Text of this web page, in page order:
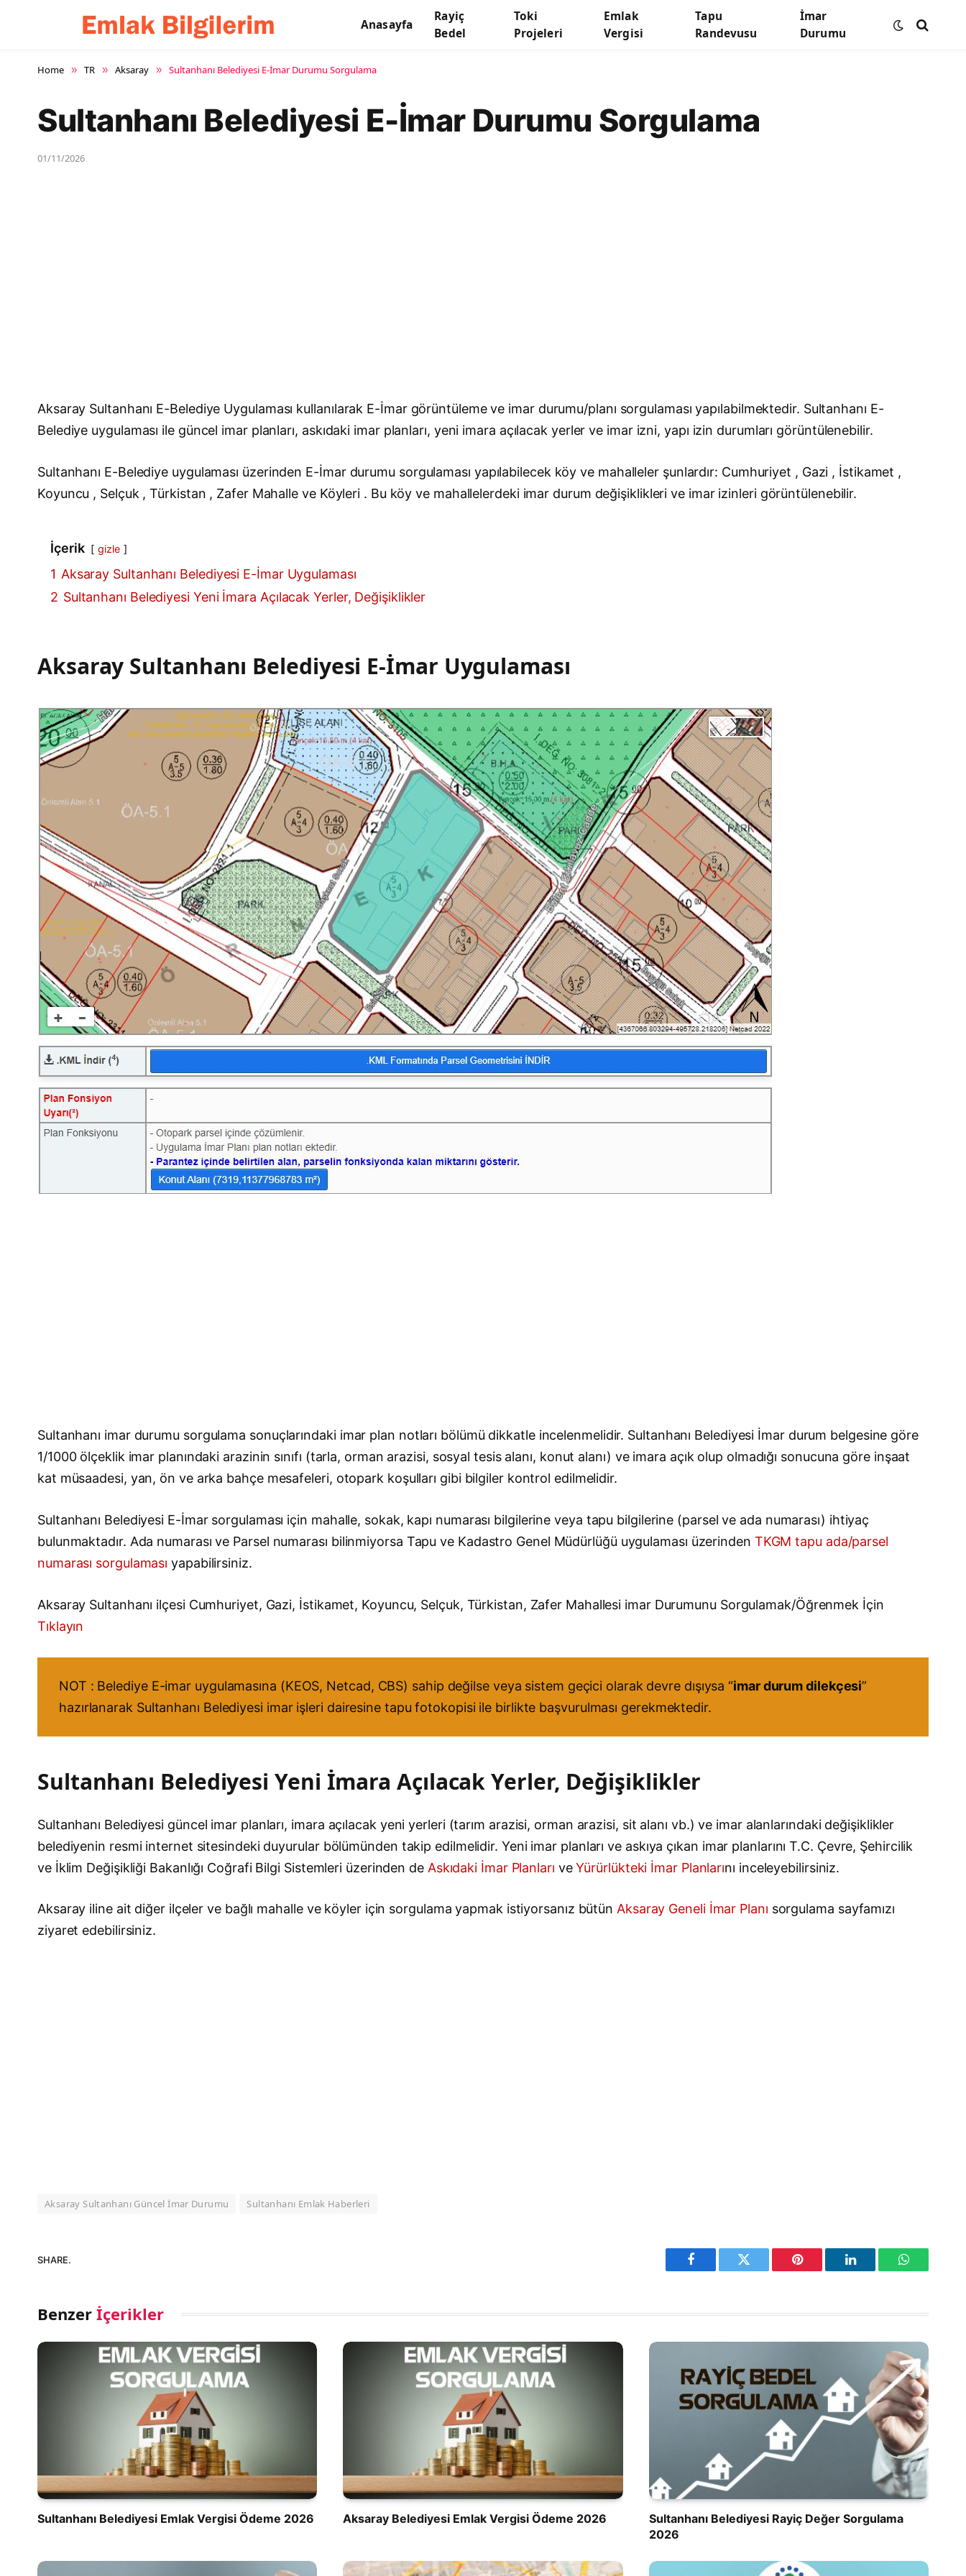
Anasayfa
Rayiç
Bedel
Toki
Projeleri
Emlak
Vergisi
Tapu
Randevusu
İmar
Durumu
Home » TR » Aksaray » Sultanhanı Belediyesi E-İmar Durumu Sorgulama
Sultanhanı Belediyesi E-İmar Durumu Sorgulama
01/11/2026
Aksaray Sultanhanı E-Belediye Uygulaması kullanılarak E-İmar görüntüleme ve imar durumu/planı sorgulaması yapılabilmektedir. Sultanhanı E-
Belediye uygulaması ile güncel imar planları, askıdaki imar planları, yeni imara açılacak yerler ve imar izni, yapı izin durumları görüntülenebilir.
Sultanhanı E-Belediye uygulaması üzerinden E-İmar durumu sorgulaması yapılabilecek köy ve mahalleler şunlardır: Cumhuriyet , Gazi , İstikamet ,
Koyuncu , Selçuk , Türkistan , Zafer Mahalle ve Köyleri . Bu köy ve mahallelerdeki imar durum değişiklikleri ve imar izinleri görüntülenebilir.
İçerik gizle
1 Aksaray Sultanhanı Belediyesi E-İmar Uygulaması
2 Sultanhanı Belediyesi Yeni İmara Açılacak Yerler, Değişiklikler
Aksaray Sultanhanı Belediyesi E-İmar Uygulaması
Sultanhanı imar durumu sorgulama sonuçlarındaki imar plan notları bölümü dikkatle incelenmelidir. Sultanhanı Belediyesi İmar durum belgesine göre
1/1000 ölçeklik imar planındaki arazinin sınıfı (tarla, orman arazisi, sosyal tesis alanı, konut alanı) ve imara açık olup olmadığı sonucuna göre inşaat
kat müsaadesi, yan, ön ve arka bahçe mesafeleri, otopark koşulları gibi bilgiler kontrol edilmelidir.
Sultanhanı Belediyesi E-İmar sorgulaması için mahalle, sokak, kapı numarası bilgilerine veya tapu bilgilerine (parsel ve ada numarası) ihtiyaç
bulunmaktadır. Ada numarası ve Parsel numarası bilinmiyorsa Tapu ve Kadastro Genel Müdürlüğü uygulaması üzerinden TKGM tapu ada/parsel
numarası sorgulaması yapabilirsiniz.
Aksaray Sultanhanı ilçesi Cumhuriyet, Gazi, İstikamet, Koyuncu, Selçuk, Türkistan, Zafer Mahallesi imar Durumunu Sorgulamak/Öğrenmek İçin
Tıklayın
NOT : Belediye E-imar uygulamasına (KEOS, Netcad, CBS) sahip değilse veya sistem geçici olarak devre dışıysa “imar durum dilekçesi”
hazırlanarak Sultanhanı Belediyesi imar işleri dairesine tapu fotokopisi ile birlikte başvurulması gerekmektedir.
Sultanhanı Belediyesi Yeni İmara Açılacak Yerler, Değişiklikler
Sultanhanı Belediyesi güncel imar planları, imara açılacak yeni yerleri (tarım arazisi, orman arazisi, sit alanı vb.) ve imar alanlarındaki değişiklikler
belediyenin resmi internet sitesindeki duyurular bölümünden takip edilmelidir. Yeni imar planları ve askıya çıkan imar planlarını T.C. Çevre, Şehircilik
ve İklim Değişikliği Bakanlığı Coğrafi Bilgi Sistemleri üzerinden de Askıdaki İmar Planları veYürürlükteki İmar Planlarını inceleyebilirsiniz.
Aksaray iline ait diğer ilçeler ve bağlı mahalle ve köyler için sorgulama yapmak istiyorsanız bütün Aksaray Geneli İmar Planı sorgulama sayfamızı
ziyaret edebilirsiniz.
Aksaray Sultanhanı Güncel İmar Durumu Sultanhanı Emlak Haberleri
SHARE.
Facebook Twitter Pinterest LinkedIn WhatsApp
Benzer İçerikler
Sultanhanı Belediyesi Emlak Vergisi Ödeme 2026 Aksaray Belediyesi Emlak Vergisi Ödeme 2026
Sultanhanı Belediyesi Rayiç Değer Sorgulama
2026